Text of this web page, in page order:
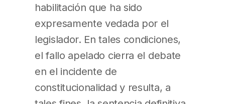
habilitación que ha sido
expresamente vedada por el
legislador. En tales condiciones,
el fallo apelado cierra el debate
en el incidente de
constitucionalidad y resulta, a